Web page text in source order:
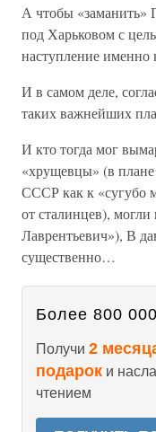
А чтобы «заманить»
под Харьковом с
наступление именно
И в самом деле,
таких важнейших
И кто тогда мог
«хрущевцы» (в
СССР как к «сугубо
от сталинцев),
Лаврентьевич»), В
существенно…
Более 800
Получи 2
подарок и
чтением